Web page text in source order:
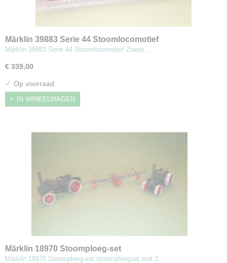
Märklin 39883 Serie 44 Stoomlocomotief
Märklin 39883 Serie 44 Stoomlocomotief Zware…
€ 339,00
✓ Op voorraad
IN WINKELWAGEN
Märklin 18970 Stoomploeg-set
Märklin 18970 Stoomploeg-set stoomploegset met 2…